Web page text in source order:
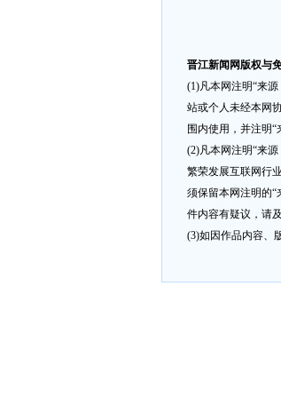
晋江新闻网版权与
(1)凡本网注明“来
站或个人未经本网
围内使用，并注明
(2)凡本网注明“来
繁荣发展互联网行
须保留本网注明的“
件内容有疑议，请
(3)如因作品内容、